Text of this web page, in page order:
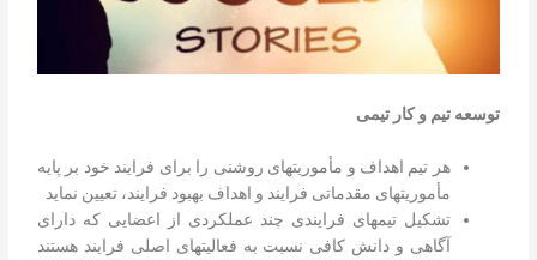
توسعه تیم و کار تیمی
هر تیم اهداف و مأموریتهای روشنی را برای فرایند خود بر پایه
مأموریتهای مقدماتی فرایند و اهداف بهبود فرایند، تعیین نماید
تشکیل تیمهای فرایندی چند عملکردی از اعضایی که دارای
آگاهی و دانش کافی نسبت به فعالیتهای اصلی فرایند هستند